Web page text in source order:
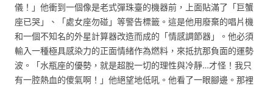
儀！」他衝到一個像是老式彈珠臺的機器前，上面貼滿了「巨蟹
座已哭」、「處女座勿碰」等警告標籤。這是他用廢棄的唱片機
和一個不知名的外星計算器改造而成的「情感調節器」。他必須
輸入一種極具感染力的正面情緒作為燃料，來抵抗那負面的運勢
波。「水瓶座的優勢，就是超脫一切的理性與冷靜…才怪！我只
有一腔熱血的傻氣啊！」他絕望地低吼。他看了一眼腳邊。那裡